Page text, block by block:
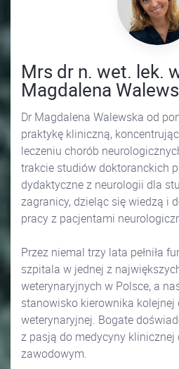
Mrs dr n. wet. lek.
Magdalena
Dr Magdalena Walewska od
praktykę kliniczną,
leczeniu chorób
trakcie studiów doktoranckich
dydaktyczne z neurologii dla
zagranicy, dzieląc się wiedzą i
pracy z pacjentami
Przez niemal trzy lata pełniła
szpitala w jednej z
weterynaryjnych w Polsce, a
stanowisko kierownika kolejnej
weterynaryjnej. Bogate
z pasją do medycyny klinicznej
zawodowym.